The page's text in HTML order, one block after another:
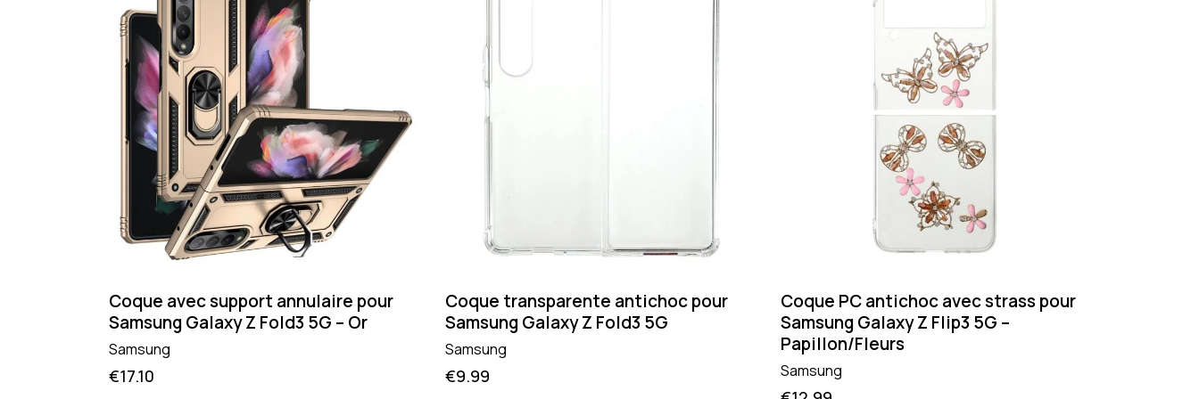
Coque avec support annulaire pour
Samsung Galaxy Z Fold3 5G – Or
Samsung
€17.10
Coque transparente antichoc pour
Samsung Galaxy Z Fold3 5G
Samsung
€9.99
Coque PC antichoc avec strass pour
Samsung Galaxy Z Flip3 5G –
Papillon/Fleurs
Samsung